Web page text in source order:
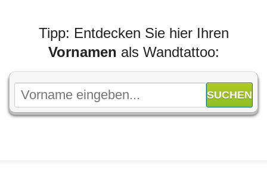
Tipp: Entdecken Sie hier Ihren
Vornamen als Wandtattoo: